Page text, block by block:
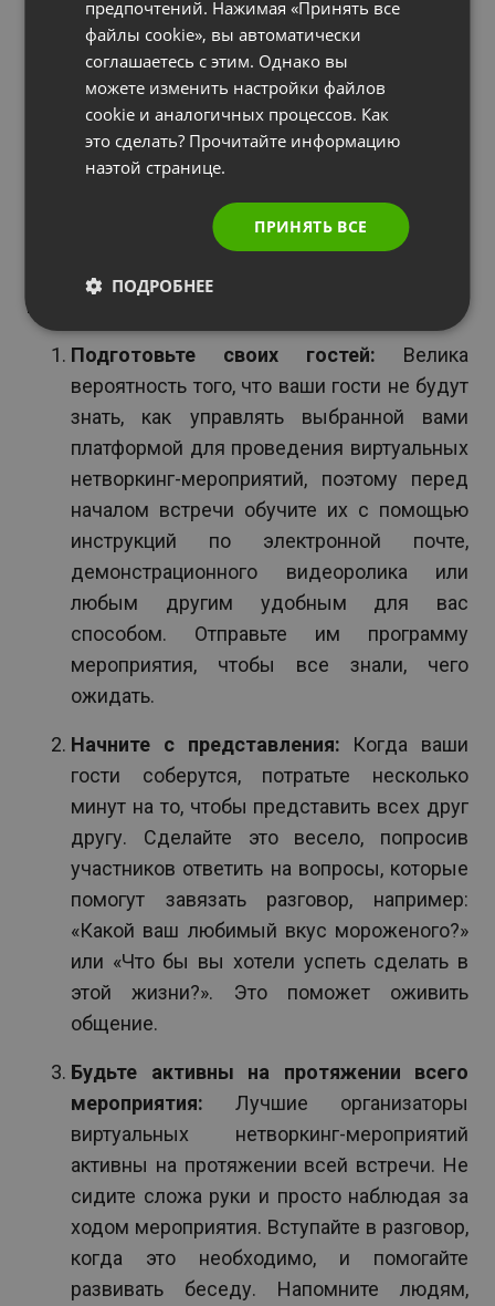
4. Совершенствуйте свои навыки
проведения мероприятий
Виртуальные нетворкинг-мероприятия
отличаются от, скажем, отраслевых онлайн-
конференций, но им все равно требуется
Вот несколько советов по организации
мероприятий, которые помогут вам начать:
Подготовьте своих гостей: Велика
вероятность того, что ваши гости не будут
знать, как управлять выбранной вами
платформой для проведения виртуальных
нетворкинг-мероприятий, поэтому перед
началом встречи обучите их с помощью
инструкций по электронной почте,
демонстрационного видеоролика или
любым другим удобным для вас
способом. Отправьте им программу
мероприятия, чтобы все знали, чего
ожидать.
Начните с представления: Когда ваши
гости соберутся, потратьте несколько
минут на то, чтобы представить всех друг
другу. Сделайте это весело, попросив
участников ответить на вопросы, которые
помогут завязать разговор, например:
«Какой ваш любимый вкус мороженого?»
или «Что бы вы хотели успеть сделать в
этой жизни?». Это поможет оживить
общение.
Будьте активны на протяжении всего
мероприятия: Лучшие организаторы
виртуальных нетворкинг-мероприятий
активны на протяжении всей встречи. Не
сидите сложа руки и просто наблюдая за
ходом мероприятия. Вступайте в разговор,
когда это необходимо, и помогайте
развивать беседу. Напомните людям,
ITALIAN
предпочтений. Нажимая «Принять все
файлы cookie», вы автоматически
соглашаетесь с этим. Однако вы
можете изменить настройки файлов
cookie и аналогичных процессов. Как
это сделать? Прочитайте информацию
наэтой странице.
ПРИНЯТЬ ВСЕ
ПОДРОБНЕЕ